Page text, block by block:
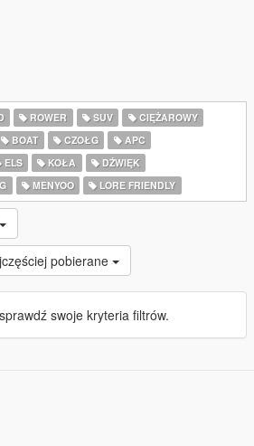
ROWER SUV
CIĘŻAROWY
BOAT CZOŁG
APC
ELS KOŁA
DŹWIĘK
MENYOO LORE FRIENDLY
pobierane
swoje kryteria filtrów.